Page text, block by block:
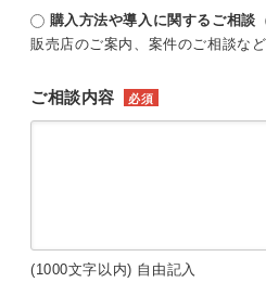
購入方法や導入に関するご相談
販売店のご案内、案件のご相談など
ご相談内容 必須
(1000文字以内) 自由記入